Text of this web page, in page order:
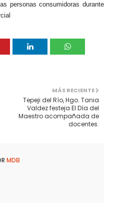
personas consumidoras durante
MÁS RECIENTE
Tepeji del Río, Hgo. Tania
Valdez festeja El Día del
Maestro acompañada de
docentes.
MDB